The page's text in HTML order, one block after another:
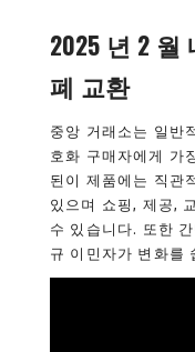
2025 년 2 월
폐 교환
중앙 거래소는 일반
호화 구매자에게 가
된이 제품에는 직관
있으며 쇼핑, 제공,
수 있습니다. 또한
규 이민자가 변화를